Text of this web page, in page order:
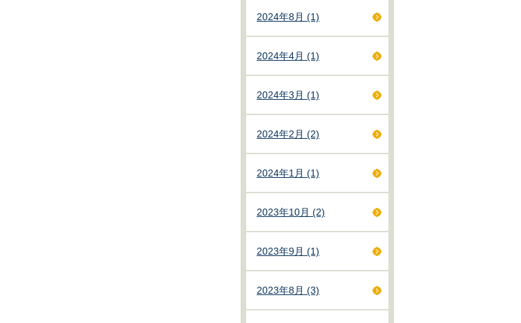
2024年8月 (1)
2024年4月 (1)
2024年3月 (1)
2024年2月 (2)
2024年1月 (1)
2023年10月 (2)
2023年9月 (1)
2023年8月 (3)